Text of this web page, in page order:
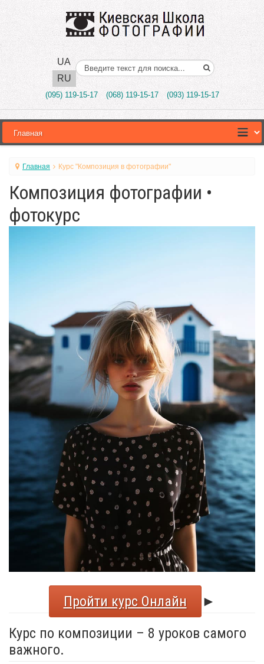
UA
RU
Поиск..
(095) 119-15-17 (068) 119-15-17 (093) 119-15-17
Главная Курс "Композиция в фотографии"
Композиция фотографии •
фотокурс
Пройти курс Онлайн
►
Курс по композиции – 8 уроков самого
важного.